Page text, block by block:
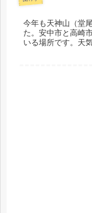
今年も天神山（堂
た。安中市と高崎
いる場所です。天